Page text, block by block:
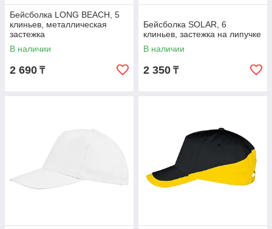
Бейсболка LONG BEACH, 5
клиньев, металлическая
застежка
В наличии
2 690 ₸
Бейсболка SOLAR, 6
клиньев, застежка на липучке
В наличии
2 350 ₸